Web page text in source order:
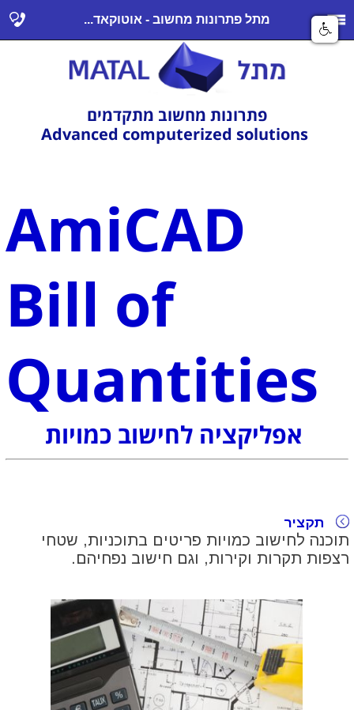
מתל פתרונות מחשוב - אוטוקאד...
פתרונות מחשוב מתקדמים
AmiCAD
Bill of
Quantities
אפליקציה לחישוב כמויות
תקציר
תוכנה לחישוב כמויות פריטים בתוכניות, שטחי
רצפות תקרות וקירות, וגם חישוב נפחיהם.